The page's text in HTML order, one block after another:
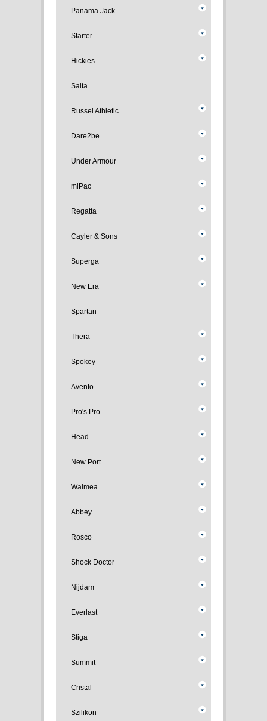
Panama Jack
Starter
Hickies
Salta
Russel Athletic
Dare2be
Under Armour
miPac
Regatta
Cayler & Sons
Superga
New Era
Spartan
Thera
Spokey
Avento
Pro's Pro
Head
New Port
Waimea
Abbey
Rosco
Shock Doctor
Nijdam
Everlast
Stiga
Summit
Cristal
Szilikon